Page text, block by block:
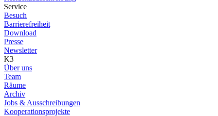
Service
Besuch
Barrierefreiheit
Download
Presse
Newsletter
K3
Über uns
Team
Räume
Archiv
Jobs & Ausschreibungen
Kooperationsprojekte